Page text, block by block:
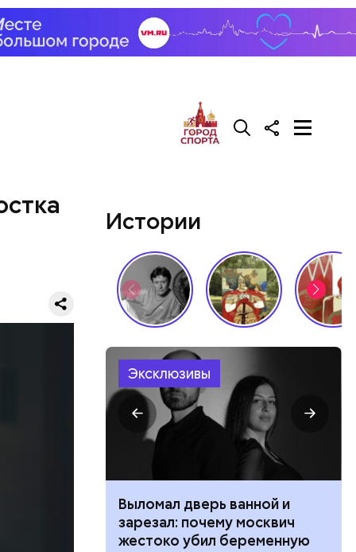
часть
А чтобы
Гасанов
13
Истории
Эксклюзивы
Выломал дверь ванной и
зарезал: почему москвич
жестоко убил беременную